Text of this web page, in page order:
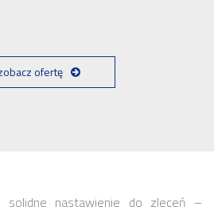
ofertę
solidne nastawienie do zleceń –